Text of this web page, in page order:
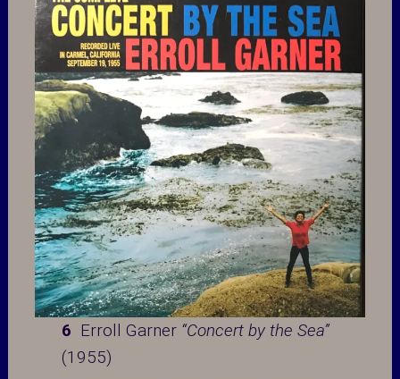
6 Erroll Garner “Concert by the Sea”
(1955)